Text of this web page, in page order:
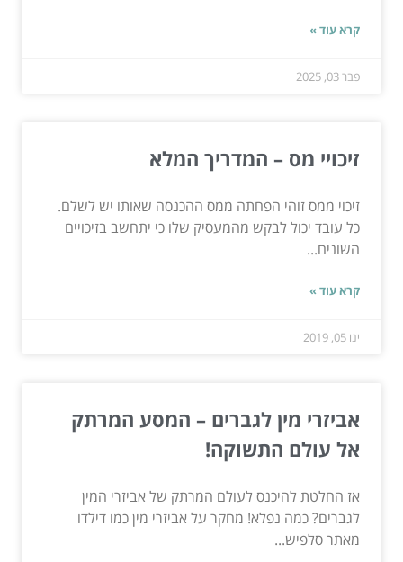
קרא עוד »
פבר 03, 2025
זיכויי מס – המדריך המלא
זיכוי ממס זוהי הפחתה ממס ההכנסה שאותו יש לשלם.
כל עובד יכול לבקש מהמעסיק שלו כי יתחשב בזיכויים
השונים...
קרא עוד »
ינו 05, 2019
אביזרי מין לגברים – המסע המרתק
אל עולם התשוקה!
אז החלטת להיכנס לעולם המרתק של אביזרי המין
לגברים? כמה נפלא! מחקר על אביזרי מין כמו דילדו
מאתר סלפיש...